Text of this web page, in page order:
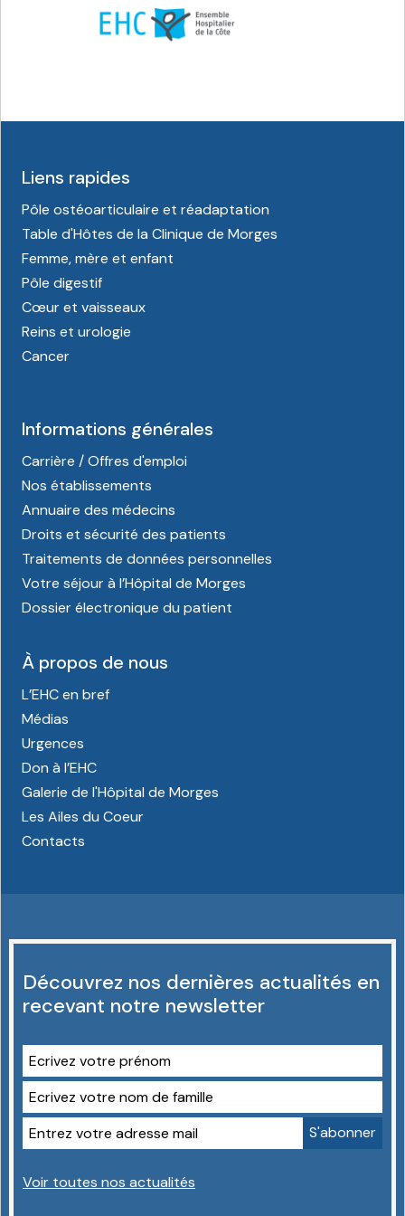
Liens rapides
Pôle ostéoarticulaire et réadaptation
Table d'Hôtes de la Clinique de Morges
Femme, mère et enfant
Pôle digestif
Cœur et vaisseaux
Reins et urologie
Cancer
Informations générales
Carrière / Offres d'emploi
Nos établissements
Annuaire des médecins
Droits et sécurité des patients
Traitements de données personnelles
Votre séjour à l’Hôpital de Morges
Dossier électronique du patient
À propos de nous
L’EHC en bref
Médias
Urgences
Don à l’EHC
Galerie de l'Hôpital de Morges
Les Ailes du Coeur
Contacts
Découvrez nos dernières actualités en
recevant notre newsletter
Voir toutes nos actualités